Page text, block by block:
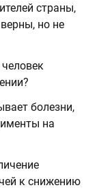
страны,
но не
болезни,
на
к снижению